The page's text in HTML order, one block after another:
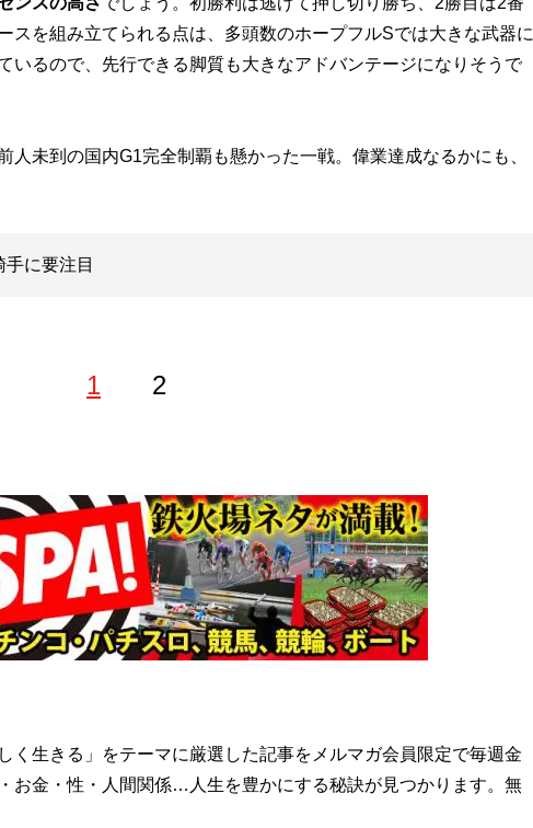
スを組み立てられる点は、多頭数のホープフルSでは大きな武器に
いるので、先行できる脚質も大きなアドバンテージになりそうで
未到の国内G1完全制覇も懸かった一戦。偉業達成なるかにも、
に要注目
1 2
誇る『TAROの競馬』を主宰する気鋭の競馬予想家。12月5日に最
力以外で決まる』（オーパーツ・パブリッシング）が発売になっ
書けない騎手の取扱説明書』（ガイドワークス）、『
的に上がる3つの馬券メソッド』（扶桑社）が発売中。
正体 収支の8割は予想力以外で決まる』
く生きる」をテーマに厳選した記事をメルマガ会員限定で毎週金
お金・性・人間関係…人生を豊かにする秘訣が見つかります。無